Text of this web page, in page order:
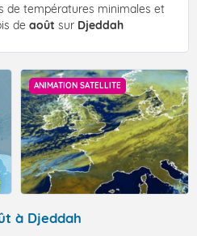
de températures minimales et
de août sur Djeddah
ANIMATION SATELLITE
à Djeddah